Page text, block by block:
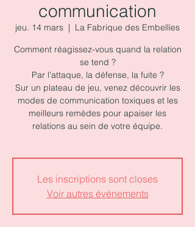
communication
jeu. 14 mars
  |
La Fabrique des Embellies
Comment réagissez-vous quand la relation
se tend ?
Par l'attaque, la défense, la fuite ?
Sur un plateau de jeu, venez découvrir les
modes de communication toxiques et les
meilleurs remèdes pour apaiser les
relations au sein de votre équipe.
Les inscriptions sont closes
Voir autres événements